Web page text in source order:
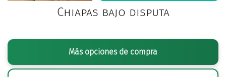
Chiapas bajo disputa
Más opciones de compra